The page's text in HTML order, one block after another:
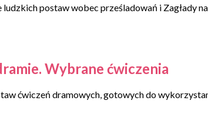
postaw wobec prześladowań i Zagłady
Wybrane ćwiczenia
ćwiczeń dramowych, gotowych do